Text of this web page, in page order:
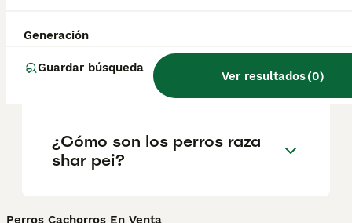
Generación
Guardar búsqueda
Ver resultados(0)
¿Cuántas clases de shar pei
¿Cómo son los perros raza
shar pei?